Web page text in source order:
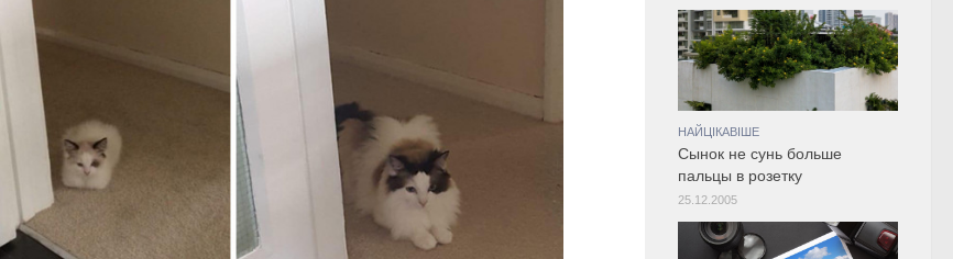
НАЙЦІКАВІШЕ
Сынок не сунь больше
пальцы в розетку
25.12.2005